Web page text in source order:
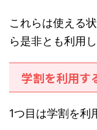
これらは使える
ら是非とも利用
学割を利用す
1つ目は学割を利